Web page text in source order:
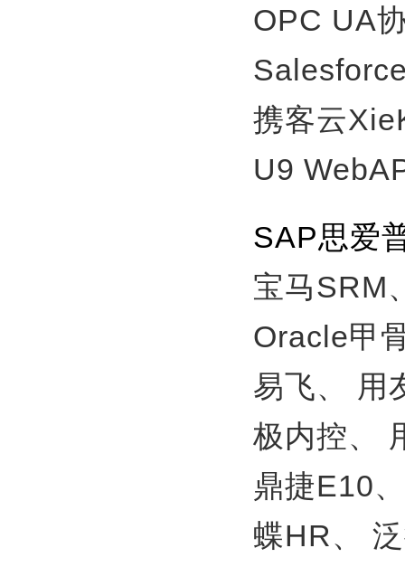
OPC UA
携客云
U9
SAP思爱
宝马SRM
Oracle甲
易飞、
用
极内控、
鼎捷E10、
蝶HR、